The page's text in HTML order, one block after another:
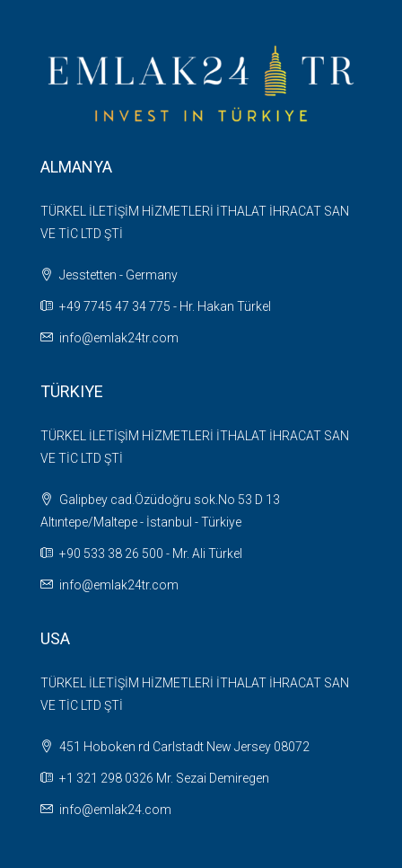
ALMANYA
TÜRKEL İLETİŞİM HİZMETLERİ İTHALAT İHRACAT SAN
VE TİC LTD ŞTİ
Jesstetten - Germany
+49 7745 47 34 775 - Hr. Hakan Türkel
info@emlak24tr.com
TÜRKIYE
TÜRKEL İLETİŞİM HİZMETLERİ İTHALAT İHRACAT SAN
VE TİC LTD ŞTİ
Galipbey cad.Özüdoğru sok.No 53 D 13
Altıntepe/Maltepe - İstanbul - Türkiye
+90 533 38 26 500 - Mr. Ali Türkel
info@emlak24tr.com
USA
TÜRKEL İLETİŞİM HİZMETLERİ İTHALAT İHRACAT SAN
VE TİC LTD ŞTİ
451 Hoboken rd Carlstadt New Jersey 08072
+1 321 298 0326 Mr. Sezai Demiregen
info@emlak24.com